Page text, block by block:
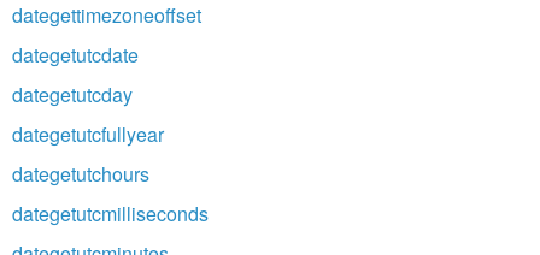
dategettimezoneoffset
dategetutcdate
dategetutcday
dategetutcfullyear
dategetutchours
dategetutcmilliseconds